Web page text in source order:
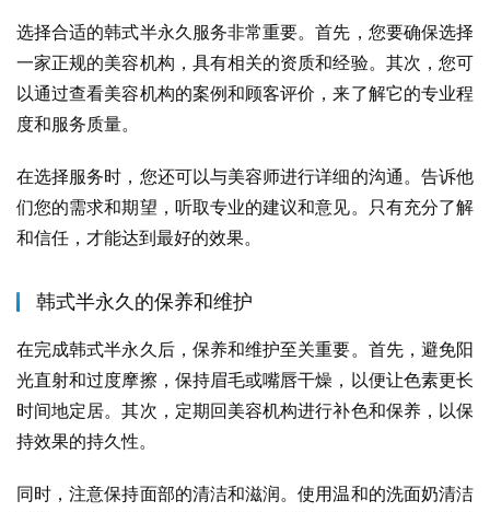
选择合适的韩式半永久服务非常重要。首先，您要确保选择
一家正规的美容机构，具有相关的资质和经验。其次，您可
以通过查看美容机构的案例和顾客评价，来了解它的专业程
度和服务质量。
在选择服务时，您还可以与美容师进行详细的沟通。告诉他
们您的需求和期望，听取专业的建议和意见。只有充分了解
和信任，才能达到最好的效果。
韩式半永久的保养和维护
在完成韩式半永久后，保养和维护至关重要。首先，避免阳
光直射和过度摩擦，保持眉毛或嘴唇干燥，以便让色素更长
时间地定居。其次，定期回美容机构进行补色和保养，以保
持效果的持久性。
同时，注意保持面部的清洁和滋润。使用温和的洗面奶清洁